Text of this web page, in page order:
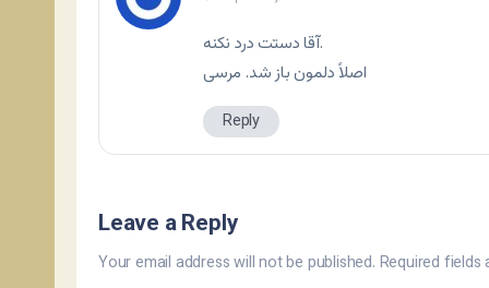
آقا دستت درد نکنه.
اصلاً دلمون باز شد. مرسی
Reply
Leave a Reply
Your email address will not be published. Required